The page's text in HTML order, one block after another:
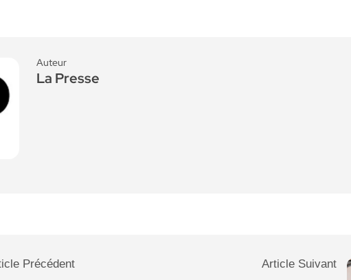
Auteur
La Presse
Précédent Article Suivant